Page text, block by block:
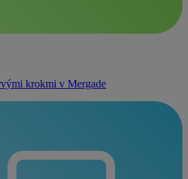
krokmi v Mergade